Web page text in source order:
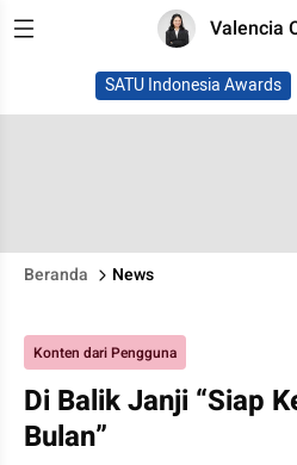
Valencia
SATU Indonesia Awards
Beranda News
Konten dari Pengguna
Di Balik Janji “Siap
Bulan”